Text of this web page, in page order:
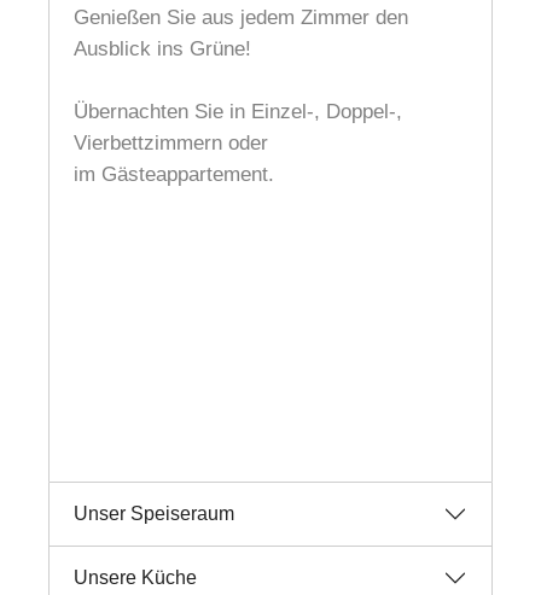
Genießen Sie aus jedem Zimmer den
Ausblick ins Grüne!
Übernachten Sie in Einzel-, Doppel-,
Vierbettzimmern oder
im Gästeappartement.
Unser Speiseraum
Unsere Küche